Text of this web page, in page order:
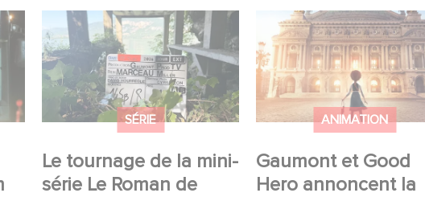
SÉRIE
Le tournage de la mini-
série Le Roman de
Le tournage de la mini-série
Le Roman de Marceau
Miller a débuté
ANIMATION
Gaumont et Good
Hero annoncent la
Gaumont et Good Hero
annoncent la suite de
Ballerina